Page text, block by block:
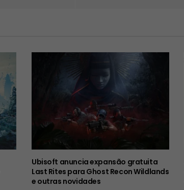
Ubisoft anuncia expansão gratuita
Last Rites para Ghost Recon Wildlands
e outras novidades